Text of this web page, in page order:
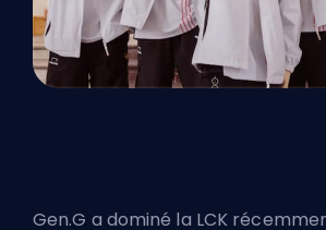
Gen.G a dominé la LCK